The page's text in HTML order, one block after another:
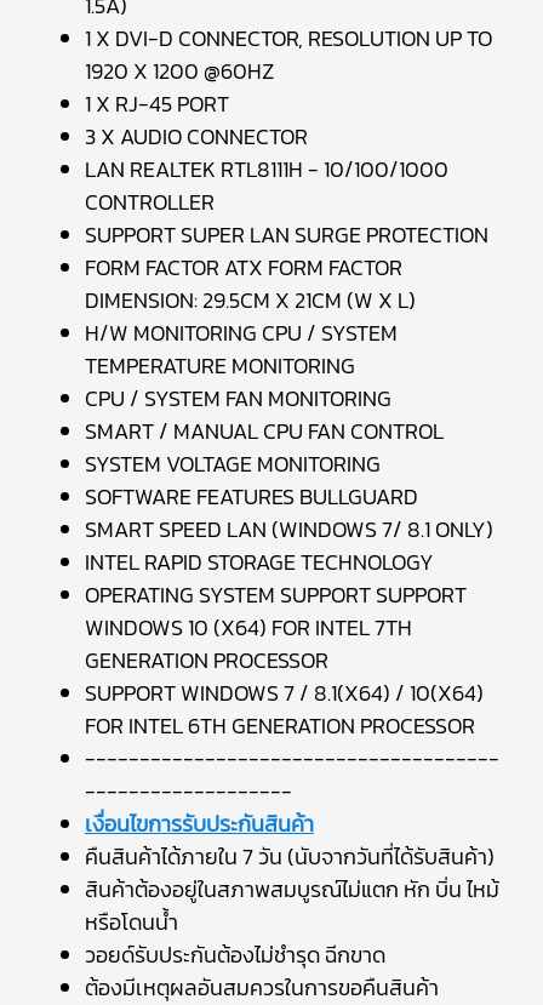
1 X DVI-D CONNECTOR, RESOLUTION UP TO
1920 X 1200 @60HZ
1 X RJ-45 PORT
3 X AUDIO CONNECTOR
LAN REALTEK RTL8111H - 10/100/1000
CONTROLLER
SUPPORT SUPER LAN SURGE PROTECTION
FORM FACTOR ATX FORM FACTOR
DIMENSION: 29.5CM X 21CM (W X L)
H/W MONITORING CPU / SYSTEM
TEMPERATURE MONITORING
CPU / SYSTEM FAN MONITORING
SMART / MANUAL CPU FAN CONTROL
SYSTEM VOLTAGE MONITORING
SOFTWARE FEATURES BULLGUARD
SMART SPEED LAN (WINDOWS 7/ 8.1 ONLY)
INTEL RAPID STORAGE TECHNOLOGY
OPERATING SYSTEM SUPPORT SUPPORT
WINDOWS 10 (X64) FOR INTEL 7TH
GENERATION PROCESSOR
SUPPORT WINDOWS 7 / 8.1(X64) / 10(X64)
FOR INTEL 6TH GENERATION PROCESSOR
--------------------------------------
-------------------
เงื่อนไขการรับประกันสินค้า
คืนสินค้าได้ภายใน 7 วัน (นับจากวันที่ได้รับสินค้า)
สินค้าต้องอยู่ในสภาพสมบูรณ์ไม่แตก หัก บิ่น ไหม้
หรือโดนน้ำ
วอยด์รับประกันต้องไม่ชำรุด ฉีกขาด
ต้องมีเหตุผลอันสมควรในการขอคืนสินค้า